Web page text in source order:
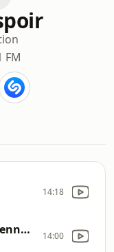
FM
14:18
ou toujou sou blòf ft. Kenny Desmangles 14:00